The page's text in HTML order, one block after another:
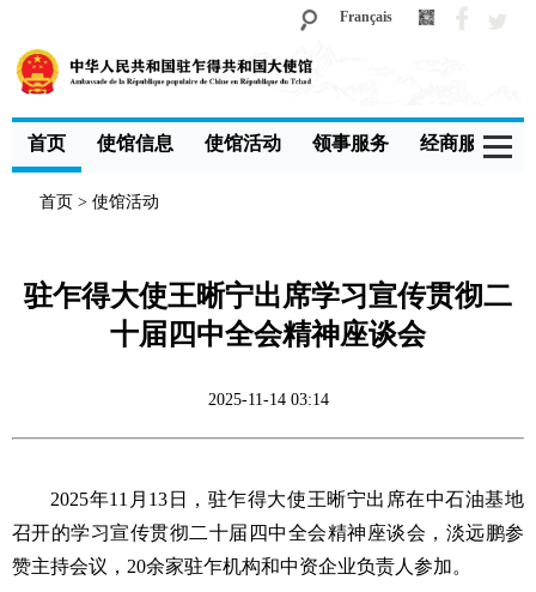
Français
首页 使馆信息 使馆活动 领事服务 经商服务
首页 > 使馆活动
驻乍得大使王晰宁出席学习宣传贯彻二
十届四中全会精神座谈会
2025-11-14 03:14
2025年11月13日，驻乍得大使王晰宁出席在中石油基地
召开的学习宣传贯彻二十届四中全会精神座谈会，淡远鹏参
赞主持会议，20余家驻乍机构和中资企业负责人参加。